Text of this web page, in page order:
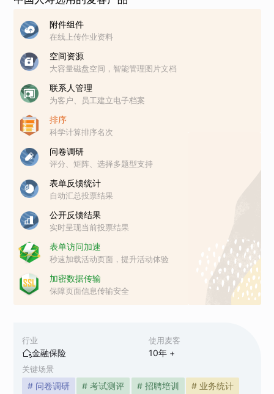
行业
金融保险
使用麦客
10年 +
关键场景
# 问卷调研 # 考试测评 # 招聘培训
# 业务统计
附件组件
在线上传作业资料
空间资源
大容量磁盘空间，智能管理图片文档
联系人管理
为客户、员工建立电子档案
排序
科学计算排序名次
问卷调研
评分、矩阵、选择多题型支持
表单反馈统计
自动汇总投票结果
公开反馈结果
实时呈现当前投票结果
表单访问加速
秒速加载活动页面，提升活动体验
加密数据传输
保障页面信息传输安全